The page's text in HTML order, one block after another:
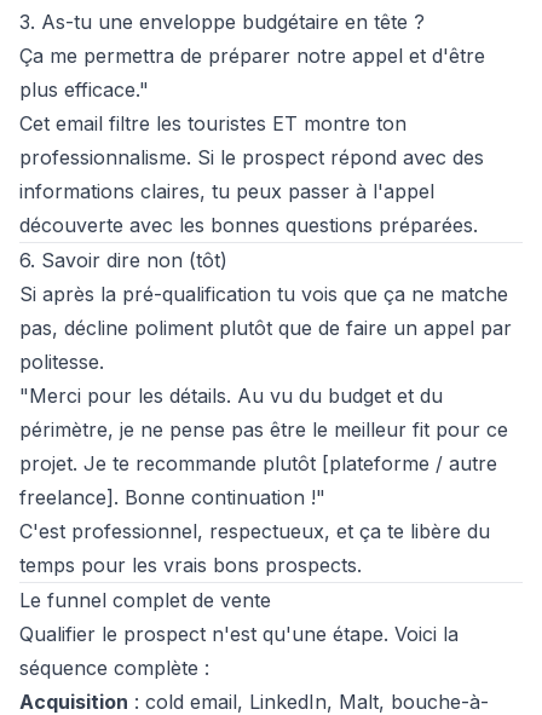
3. As-tu une enveloppe budgétaire en tête ?
Ça me permettra de préparer notre appel et d'être
plus efficace."
Cet email filtre les touristes ET montre ton
professionnalisme. Si le prospect répond avec des
informations claires, tu peux passer à l'appel
découverte avec les bonnes questions préparées.
6. Savoir dire non (tôt)
Si après la pré-qualification tu vois que ça ne matche
pas, décline poliment plutôt que de faire un appel par
politesse.
"Merci pour les détails. Au vu du budget et du
périmètre, je ne pense pas être le meilleur fit pour ce
projet. Je te recommande plutôt [plateforme / autre
freelance]. Bonne continuation !"
C'est professionnel, respectueux, et ça te libère du
temps pour les vrais bons prospects.
Le funnel complet de vente
Qualifier le prospect n'est qu'une étape. Voici la
séquence complète :
Acquisition : cold email, LinkedIn, Malt, bouche-à-